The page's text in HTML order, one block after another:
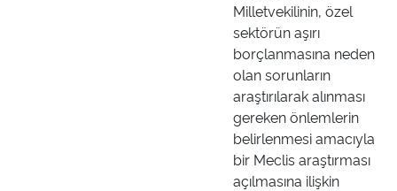
Milletvekilinin, özel
sektörün aşırı
borçlanmasına neden
olan sorunların
araştırılarak alınması
gereken önlemlerin
belirlenmesi amacıyla
bir Meclis araştırması
açılmasına ilişkin